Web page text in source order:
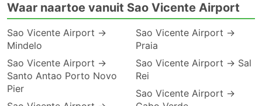
Waar naartoe vanuit Sao Vicente Airport
Sao Vicente Airport →
Mindelo
Sao Vicente Airport →
Santo Antao Porto Novo
Pier
Sao Vicente Airport →
Praia
Sao Vicente Airport → Sal
Rei
Sao Vicente Airport →